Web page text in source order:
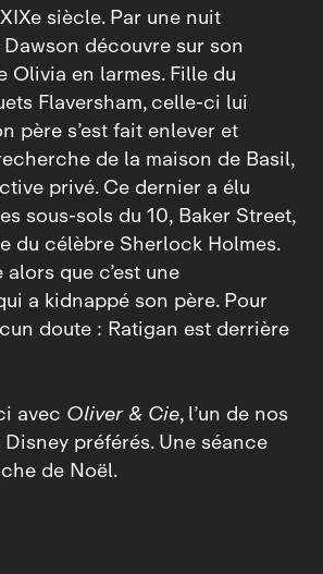
siècle. Par une nuit
découvre sur son
Olivia en larmes. Fille du
Flaversham, celle-ci lui
père s’est fait enlever et
de la maison de Basil,
privé. Ce dernier a élu
sous‑sols du 10, Baker Street,
du célèbre Sherlock Holmes.
que c’est une
a kidnappé son père. Pour
doute : Ratigan est derrière
avec Oliver & Cie, l’un de nos
préférés. Une séance
de Noël.